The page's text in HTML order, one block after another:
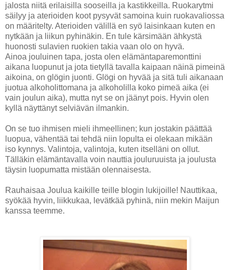
jalosta niitä erilaisilla sooseilla ja kastikkeilla. Ruokarytmi
säilyy ja aterioiden koot pysyvät samoina kuin ruokavaliossa
on määritelty. Aterioiden välillä en syö laisinkaan kuten en
nytkään ja liikun pyhinäkin. En tule kärsimään ähkystä
huonosti sulavien ruokien takia vaan olo on hyvä.
Ainoa jouluinen tapa, josta olen elämäntaparemonttini
aikana luopunut ja jota tietyllä tavalla kaipaan näinä pimeinä
aikoina, on glögin juonti. Glögi on hyvää ja sitä tuli aikanaan
juotua alkoholittomana ja alkoholilla koko pimeä aika (ei
vain joulun aika), mutta nyt se on jäänyt pois. Hyvin olen
kyllä näyttänyt selviävän ilmankin.
On se tuo ihmisen mieli ihmeellinen; kun jostakin päättää
luopua, vähentää tai tehdä niin lopulta ei olekaan mikään
iso kynnys. Valintoja, valintoja, kuten itselläni on ollut.
Tälläkin elämäntavalla voin nauttia jouluruuista ja joulusta
täysin luopumatta mistään olennaisesta.
Rauhaisaa Joulua kaikille teille blogin lukijoille! Nauttikaa,
syökää hyvin, liikkukaa, levätkää pyhinä, niin mekin Maijun
kanssa teemme.